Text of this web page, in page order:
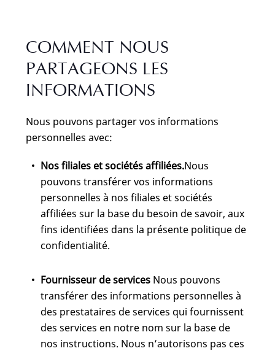
COMMENT NOUS
PARTAGEONS LES
INFORMATIONS
Nous pouvons partager vos informations
personnelles avec:
Nos filiales et sociétés affiliées.Nous
pouvons transférer vos informations
personnelles à nos filiales et sociétés
affiliées sur la base du besoin de savoir, aux
fins identifiées dans la présente politique de
confidentialité.
Fournisseur de services Nous pouvons
transférer des informations personnelles à
des prestataires de services qui fournissent
des services en notre nom sur la base de
nos instructions. Nous n’autorisons pas ces